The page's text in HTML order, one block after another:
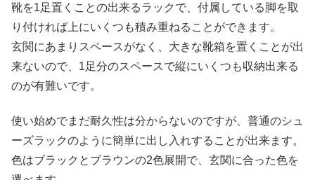
靴を1足置くことの出来るラックで、付属している脚を取
り付ければ上にいくつも積み重ねることができます。
玄関にあまりスペースがなく、大きな靴箱を置くことが出
来ないので、1足分のスペースで縦にいくつも収納出来る
のが有難いです。
使い始めでまだ耐久性は分からないのですが、普通のシュ
ーズラックのように簡単に出し入れすることが出来ます。
色はブラックとブラウンの2色展開で、玄関に合った色を